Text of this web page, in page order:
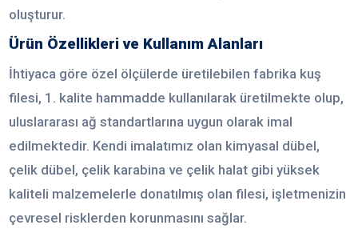
oluşturur.
Ürün Özellikleri ve Kullanım Alanları
İhtiyaca göre özel ölçülerde üretilebilen fabrika kuş
filesi, 1. kalite hammadde kullanılarak üretilmekte olup,
uluslararası ağ standartlarına uygun olarak imal
edilmektedir. Kendi imalatımız olan kimyasal dübel,
çelik dübel, çelik karabina ve çelik halat gibi yüksek
kaliteli malzemelerle donatılmış olan filesi, işletmenizin
çevresel risklerden korunmasını sağlar.